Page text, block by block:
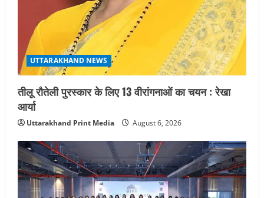
UTTARAKHAND NEWS
तीलू रौतेली पुरस्कार के लिए 13 वीरांगनाओं का चयन : रेखा
आर्या
Uttarakhand Print Media August 6, 2026